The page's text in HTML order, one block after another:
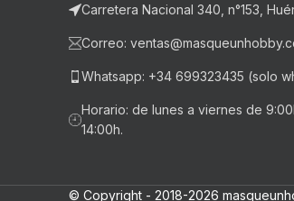
Carretera Nacional 340, n°153,
Correo:
Whatsapp: +34 699323435 (solo
Horario: de lunes a viernes de
14:00h.
© Copyright - 2018-2026